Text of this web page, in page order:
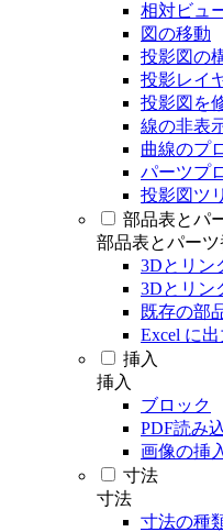
相対ビュ
図の移動
投影図の
投影レイ
投影図を
線の非表
曲線のプ
パーツプ
投影図ツ
部品表とパ
部品表とパー
3Dとリン
3Dとリン
既存の部
Excel に出
挿入
挿入
ブロック
PDF読み
画像の挿
寸法
寸法
寸法の種